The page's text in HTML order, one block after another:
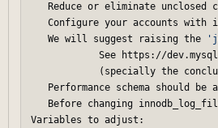
Reduce or eliminate unclosed
Configure your accounts with
   We will suggest raising the
See https://
(specially the
Performance schema should be
Before changing
Variables to adjust: